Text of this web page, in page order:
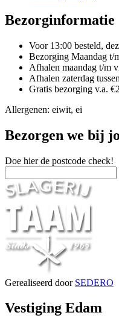
Bezorginformatie
Voor 13:00 besteld,
Bezorging Maandag t/
Afhalen maandag t/m
Afhalen zaterdag
Gratis bezorging v.a.
Allergenen: eiwit, ei
Bezorgen we bij
Doe hier de postcode check!
Gerealiseerd door SEDERO
Vestiging Edam